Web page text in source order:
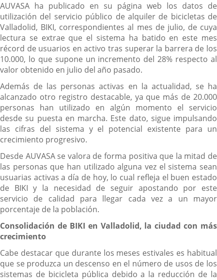
AUVASA ha publicado en su página web los datos de
utilización del servicio público de alquiler de bicicletas de
Valladolid, BIKI, correspondientes al mes de julio, de cuya
lectura se extrae que el sistema ha batido en este mes
récord de usuarios en activo tras superar la barrera de los
10.000, lo que supone un incremento del 28% respecto al
valor obtenido en julio del año pasado.
Además de las personas activas en la actualidad, se ha
alcanzado otro registro destacable, ya que más de 20.000
personas han utilizado en algún momento el servicio
desde su puesta en marcha. Este dato, sigue impulsando
las cifras del sistema y el potencial existente para un
crecimiento progresivo.
Desde AUVASA se valora de forma positiva que la mitad de
las personas que han utilizado alguna vez el sistema sean
usuarias activas a día de hoy, lo cual refleja el buen estado
de BIKI y la necesidad de seguir apostando por este
servicio de calidad para llegar cada vez a un mayor
porcentaje de la población.
Consolidación de BIKI en Valladolid, la ciudad con más
crecimiento
Cabe destacar que durante los meses estivales es habitual
que se produzca un descenso en el número de usos de los
sistemas de bicicleta pública debido a la reducción de la